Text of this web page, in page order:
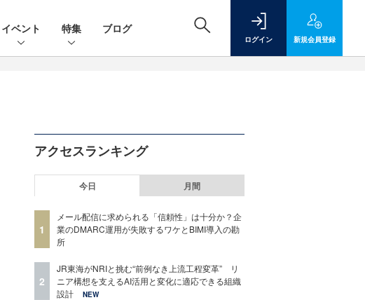
イベント 特集 ブログ
ログイン 新規会員登録
アクセスランキング
今日 月間
1
メール配信に求められる「信頼性」は十分か？企
業のDMARC運用が失敗するワケとBIMI導入の勘
所
2
JR東海がNRIと挑む“前例なき上流工程変革” リ
ニア構想を支えるAI活用と変化に適応できる組織
設計
NEW